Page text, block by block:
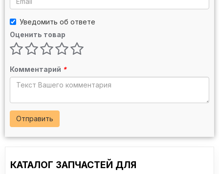
Уведомить об ответе
Оценить товар
Комментарий *
Отправить
КАТАЛОГ ЗАПЧАСТЕЙ ДЛЯ